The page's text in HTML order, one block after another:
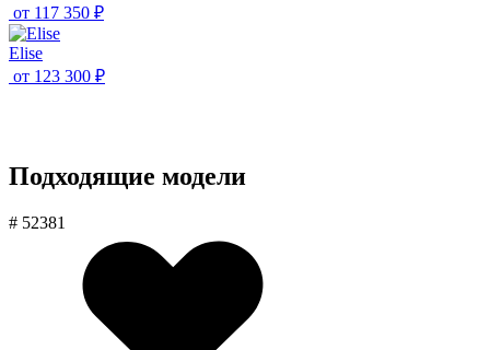
от 117 350 ₽
Elise
от 123 300 ₽
Подходящие модели
# 52381